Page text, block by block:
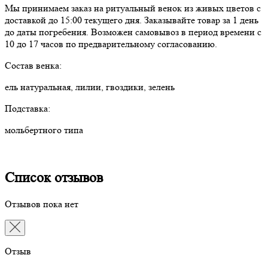
Мы принимаем заказ на ритуальный венок из живых цветов с
доставкой до 15:00 текущего дня. Заказывайте товар за 1 день
до даты погребения. Возможен самовывоз в период времени с
10 до 17 часов по предварительному согласованию.
Состав венка:
ель натуральная, лилии, гвоздики, зелень
Подставка:
мольбертного типа
Список отзывов
Отзывов пока нет
Отзыв